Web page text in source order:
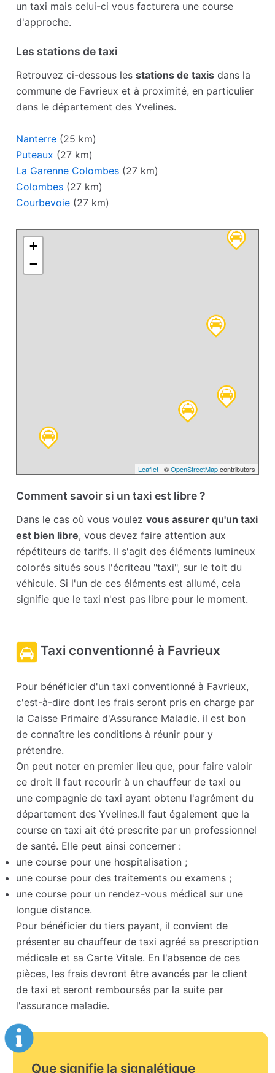
un taxi mais celui-ci vous facturera une course
d'approche.
Les stations de taxi
Retrouvez ci-dessous lesstations de taxis dans la
commune de Favrieux et à proximité, en particulier
dans le département des Yvelines.
Nanterre (25 km)
Puteaux (27 km)
La Garenne Colombes (27 km)
Colombes (27 km)
Courbevoie (27 km)
+
−
Leaflet| ©OpenStreetMapcontributors
Comment savoir si un taxi est libre ?
Dans le cas où vous voulezvous assurer qu'un taxi
est bien libre, vous devez faire attention aux
répétiteurs de tarifs. Il s'agit des éléments lumineux
colorés situés sous l'écriteau "taxi", sur le toit du
véhicule. Si l'un de ces éléments est allumé, cela
signifie que le taxi n'est pas libre pour le moment.
Taxi conventionné à Favrieux
Pour bénéficier d'un taxi conventionné à Favrieux,
c'est-à-dire dont les frais seront pris en charge par
la Caisse Primaire d'Assurance Maladie. il est bon
de connaître les conditions à réunir pour y
prétendre.
On peut noter en premier lieu que, pour faire valoir
ce droit il faut recourir à un chauffeur de taxi ou
une compagnie de taxi ayant obtenu l'agrément du
département des Yvelines.Il faut également que la
course en taxi ait été prescrite par un professionnel
de santé. Elle peut ainsi concerner :
une course pour une hospitalisation ;
une course pour des traitements ou examens ;
une course pour un rendez-vous médical sur une
longue distance.
Pour bénéficier du tiers payant, il convient de
présenter au chauffeur de taxi agréé sa prescription
médicale et sa Carte Vitale. En l'absence de ces
pièces, les frais devront être avancés par le client
de taxi et seront remboursés par la suite par
l'assurance maladie.
Que signifie la signalétique